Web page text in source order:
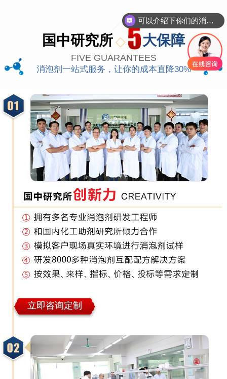
国中研究所 大保障
FIVE GUARANTEES
消泡剂一站式服务，让你的成本直降30%
立即咨询定制
你们是怎么收费的呢